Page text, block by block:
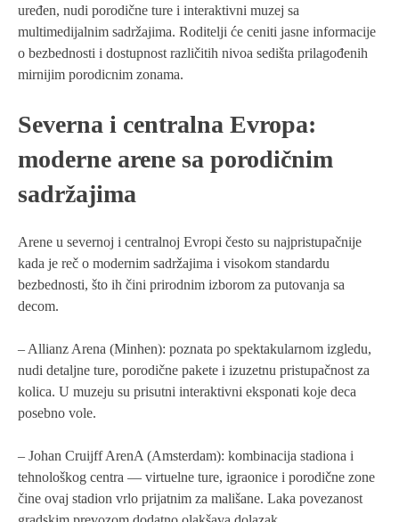
uređen, nudi porodične ture i interaktivni muzej sa
multimedijalnim sadržajima. Roditelji će ceniti jasne informacije
o bezbednosti i dostupnost različitih nivoa sedišta prilagođenih
mirnijim porodicnim zonama.
Severna i centralna Evropa:
moderne arene sa porodičnim
sadržajima
Arene u severnoj i centralnoj Evropi često su najpristupačnije
kada je reč o modernim sadržajima i visokom standardu
bezbednosti, što ih čini prirodnim izborom za putovanja sa
decom.
– Allianz Arena (Minhen): poznata po spektakularnom izgledu,
nudi detaljne ture, porodične pakete i izuzetnu pristupačnost za
kolica. U muzeju su prisutni interaktivni eksponati koje deca
posebno vole.
– Johan Cruijff ArenA (Amsterdam): kombinacija stadiona i
tehnološkog centra — virtuelne ture, igraonice i porodične zonе
čine ovaj stadion vrlo prijatnim za mališane. Laka povezanost